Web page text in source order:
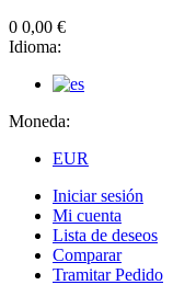
0 0,00 €
Idioma:
Moneda:
EUR
Iniciar sesión
Mi cuenta
Lista de deseos
Comparar
Tramitar Pedido